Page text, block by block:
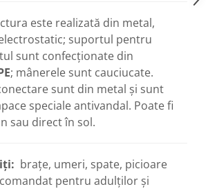
este realizată din metal,
suportul pentru
sunt confecționate din
; mânerele sunt cauciucate.
sunt din metal și sunt
speciale antivandal. Poate fi
sau direct în sol.
brațe, umeri, spate, picioare
pentru adulților și